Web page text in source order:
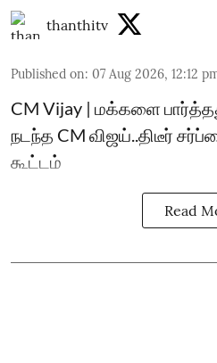
thanthitv
Published on: 07 Aug 2026, 12:12
CM Vijay | மக்களை
நடந்த CM விஜய்..திடீர்
கூட்டம்
Read